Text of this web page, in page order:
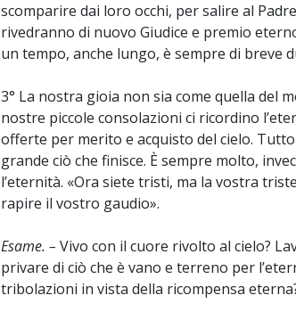
scomparire dai loro occhi, per salire al
rivedranno di nuovo Giudice e premio
un tempo, anche lungo, è sempre di breve
3° La nostra gioia non sia come quella del
nostre piccole consolazioni ci ricordino
offerte per merito e acquisto del cielo.
grande ciò che finisce. È sempre molto,
l’eternità. «Ora siete tristi, ma la vostra
rapire il vostro gaudio».
Esame. – Vivo con il cuore rivolto al cielo?
privare di ciò che è vano e terreno per
tribolazioni in vista della ricompensa